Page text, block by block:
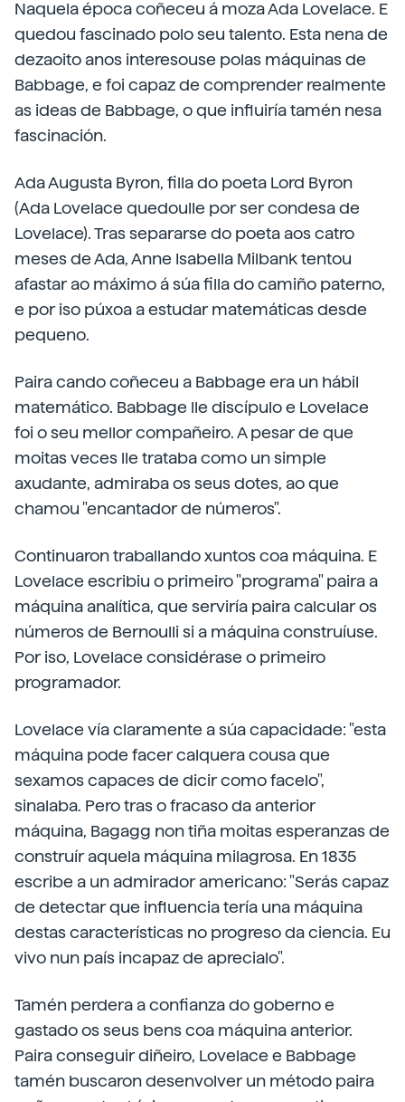
Naquela época coñeceu á moza Ada Lovelace. E
quedou fascinado polo seu talento. Esta nena de
dezaoito anos interesouse polas máquinas de
Babbage, e foi capaz de comprender realmente
as ideas de Babbage, o que influiría tamén nesa
fascinación.
Ada Augusta Byron, filla do poeta Lord Byron
(Ada Lovelace quedoulle por ser condesa de
Lovelace). Tras separarse do poeta aos catro
meses de Ada, Anne Isabella Milbank tentou
afastar ao máximo á súa filla do camiño paterno,
e por iso púxoa a estudar matemáticas desde
pequeno.
Paira cando coñeceu a Babbage era un hábil
matemático. Babbage lle discípulo e Lovelace
foi o seu mellor compañeiro. A pesar de que
moitas veces lle trataba como un simple
axudante, admiraba os seus dotes, ao que
chamou "encantador de números".
Continuaron traballando xuntos coa máquina. E
Lovelace escribiu o primeiro "programa" paira a
máquina analítica, que serviría paira calcular os
números de Bernoulli si a máquina construíuse.
Por iso, Lovelace considérase o primeiro
programador.
Lovelace vía claramente a súa capacidade: "esta
máquina pode facer calquera cousa que
sexamos capaces de dicir como facelo",
sinalaba. Pero tras o fracaso da anterior
máquina, Bagagg non tiña moitas esperanzas de
construír aquela máquina milagrosa. En 1835
escribe a un admirador americano: "Serás capaz
de detectar que influencia tería una máquina
destas características no progreso da ciencia. Eu
vivo nun país incapaz de aprecialo".
Tamén perdera a confianza do goberno e
gastado os seus bens coa máquina anterior.
Paira conseguir diñeiro, Lovelace e Babbage
tamén buscaron desenvolver un método paira